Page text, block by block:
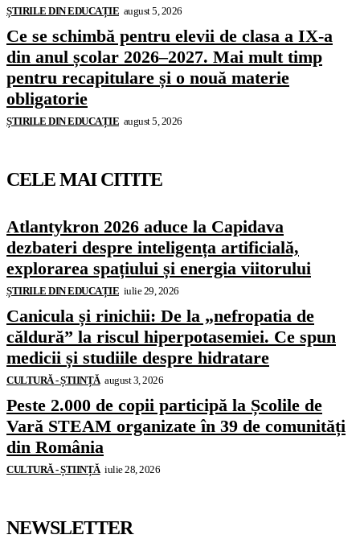
ȘTIRILE DIN EDUCAȚIE august 5, 2026
Ce se schimbă pentru elevii de clasa a IX-a
din anul școlar 2026–2027. Mai mult timp
pentru recapitulare și o nouă materie
obligatorie
ȘTIRILE DIN EDUCAȚIE august 5, 2026
CELE MAI CITITE
Atlantykron 2026 aduce la Capidava
dezbateri despre inteligența artificială,
explorarea spațiului și energia viitorului
ȘTIRILE DIN EDUCAȚIE iulie 29, 2026
Canicula și rinichii: De la „nefropatia de
căldură” la riscul hiperpotasemiei. Ce spun
medicii și studiile despre hidratare
CULTURĂ - ȘTIINȚĂ august 3, 2026
Peste 2.000 de copii participă la Școlile de
Vară STEAM organizate în 39 de comunități
din România
CULTURĂ - ȘTIINȚĂ iulie 28, 2026
NEWSLETTER